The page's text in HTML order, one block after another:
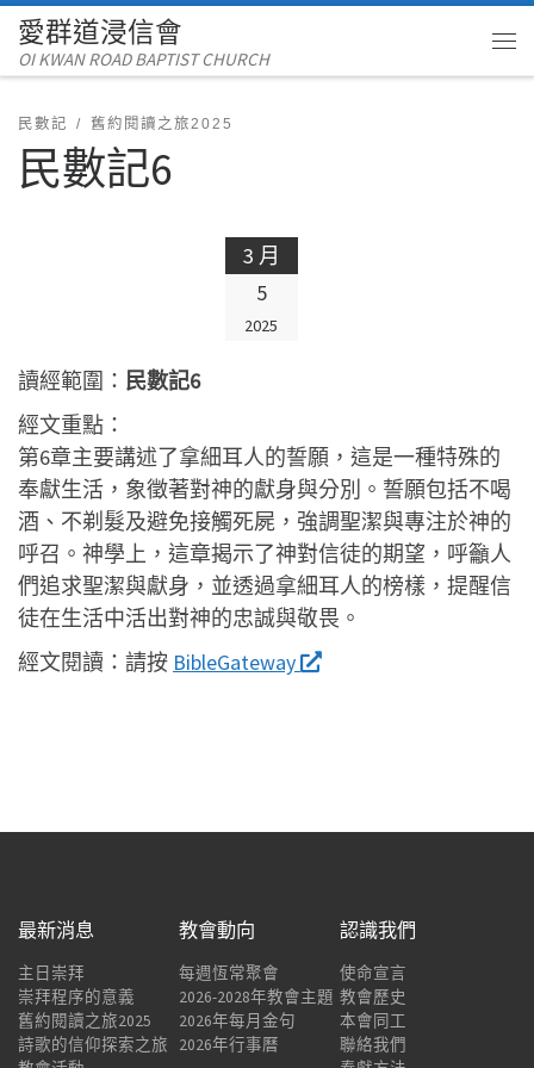
Skip to content
愛群道浸信會
OI KWAN ROAD BAPTIST CHURCH
民數記 舊約閱讀之旅2025
民數記6
3 月
5
2025
讀經範圍： 民數記6
經文重點：
第6章主要講述了拿細耳人的誓願，這是一種特殊的
奉獻生活，象徵著對神的獻身與分別。誓願包括不喝
酒、不剃髮及避免接觸死屍，強調聖潔與專注於神的
呼召。神學上，這章揭示了神對信徒的期望，呼籲人
們追求聖潔與獻身，並透過拿細耳人的榜樣，提醒信
徒在生活中活出對神的忠誠與敬畏。
經文閱讀： 請按 BibleGateway
最新消息
主日崇拜
崇拜程序的意義
舊約閱讀之旅2025
詩歌的信仰探索之旅
教會動向
每週恆常聚會
2026-2028年教會主題
2026年每月金句
2026年行事曆
認識我們
使命宣言
教會歷史
本會同工
聯絡我們